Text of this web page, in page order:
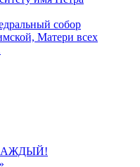
собор
Матери всех